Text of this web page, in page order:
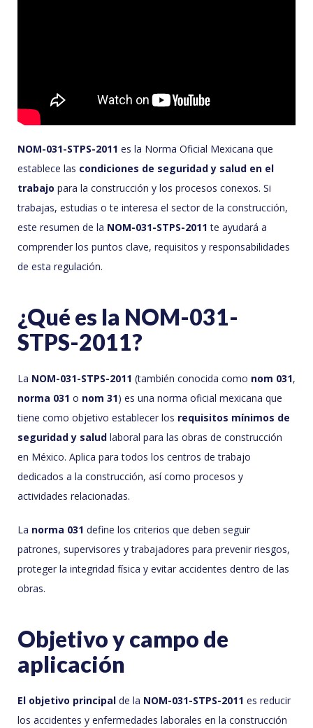
NOM-031-STPS-2011 es la Norma Oficial Mexicana que
establece las condiciones de seguridad y salud en el
trabajo para la construcción y los procesos conexos. Si
trabajas, estudias o te interesa el sector de la construcción,
este resumen de la NOM-031-STPS-2011 te ayudará a
comprender los puntos clave, requisitos y responsabilidades
de esta regulación.
¿Qué es la NOM-031-
STPS-2011?
La NOM-031-STPS-2011 (también conocida como nom 031,
norma 031 o nom 31) es una norma oficial mexicana que
tiene como objetivo establecer los requisitos mínimos de
seguridad y salud laboral para las obras de construcción
en México. Aplica para todos los centros de trabajo
dedicados a la construcción, así como procesos y
actividades relacionadas.
La norma 031 define los criterios que deben seguir
patrones, supervisores y trabajadores para prevenir riesgos,
proteger la integridad física y evitar accidentes dentro de las
obras.
Objetivo y campo de
aplicación
El objetivo principal de la NOM-031-STPS-2011 es reducir
los accidentes y enfermedades laborales en la construcción